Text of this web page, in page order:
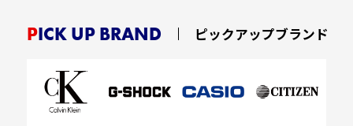
PICK UP BRAND ピックアップブランド